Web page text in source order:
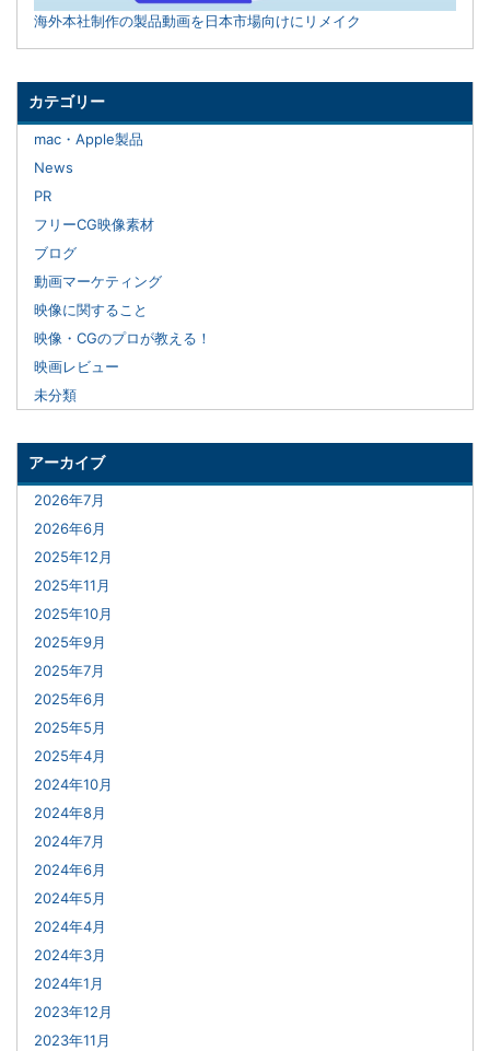
海外本社制作の製品動画を日本市場向けにリメイク
カテゴリー
mac・Apple製品
News
PR
フリーCG映像素材
ブログ
動画マーケティング
映像に関すること
映像・CGのプロが教える！
映画レビュー
未分類
アーカイブ
2026年7月
2026年6月
2025年12月
2025年11月
2025年10月
2025年9月
2025年7月
2025年6月
2025年5月
2025年4月
2024年10月
2024年8月
2024年7月
2024年6月
2024年5月
2024年4月
2024年3月
2024年1月
2023年12月
2023年11月